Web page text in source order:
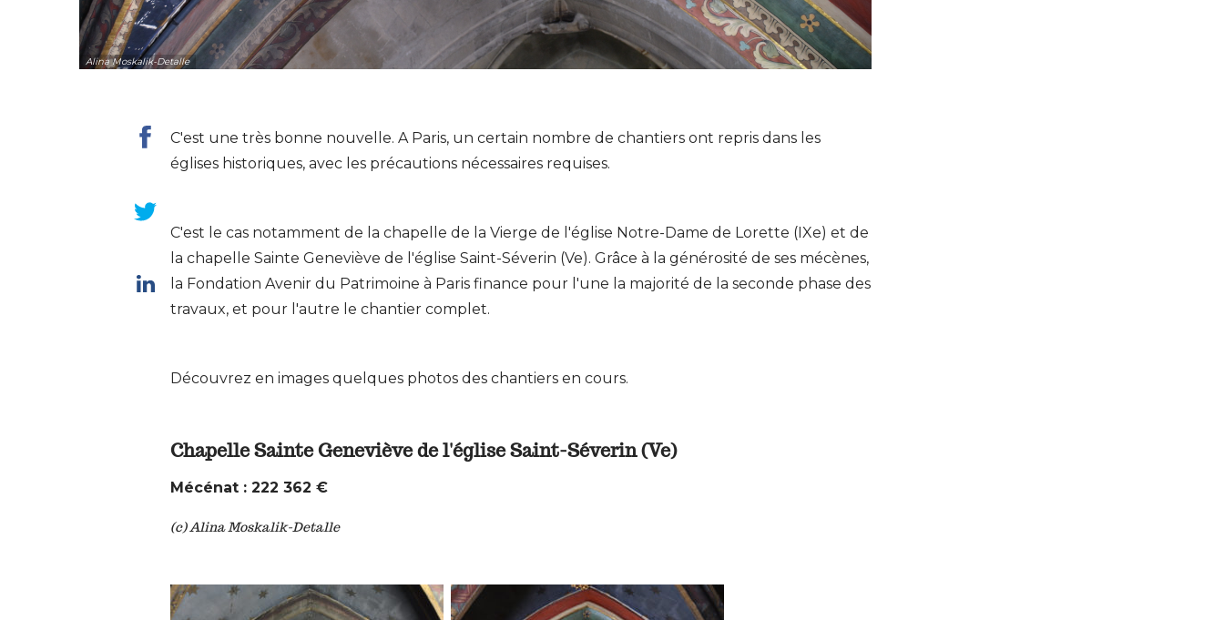
Alina Moskalik-Detalle
C'est une très bonne nouvelle. A Paris, un certain nombre de chantiers ont repris dans les
églises historiques, avec les précautions nécessaires requises.
C'est le cas notamment de la chapelle de la Vierge de l'église Notre-Dame de Lorette (IXe) et de
la chapelle Sainte Geneviève de l'église Saint-Séverin (Ve). Grâce à la générosité de ses mécènes,
la Fondation Avenir du Patrimoine à Paris finance pour l'une la majorité de la seconde phase des
travaux, et pour l'autre le chantier complet.
Découvrez en images quelques photos des chantiers en cours.
Chapelle Sainte Geneviève de l'église Saint-Séverin (Ve)
Mécénat : 222 362 €
(c) Alina Moskalik-Detalle